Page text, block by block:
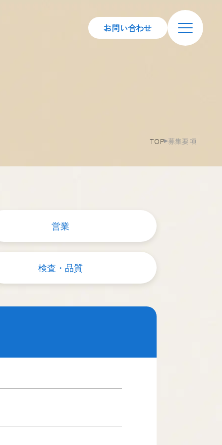
お問い合わせ
TOP 募集要項
営業
検査・品質